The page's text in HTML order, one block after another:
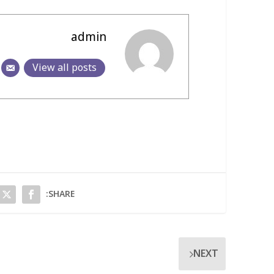
admin
View all posts
SHARE:
NEXT